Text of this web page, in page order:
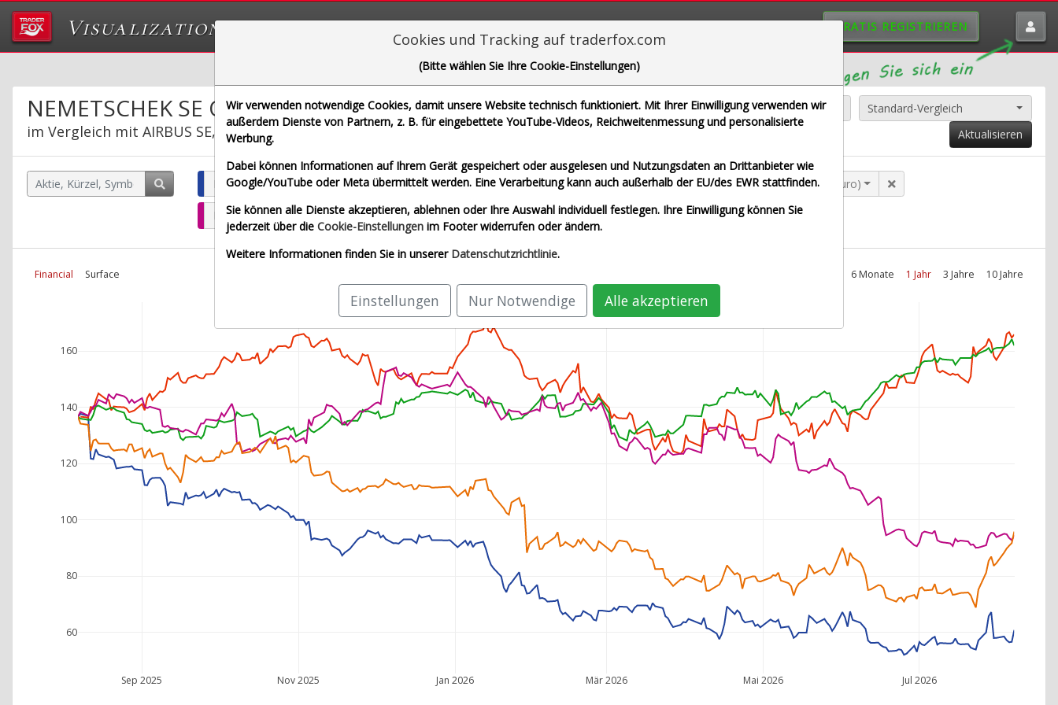
Visualizations GRATIS REGISTRIEREN
NEMETSCHEK SE O.N.
im Vergleich mit AIRBUS SE, ALLIANZ SE NA O.N., BAY.MOTOREN WERKE AG ST und 1 weitere Aktie
Alle Aktien entfernen
Standard-Vergleich
Aktualisieren
NEMETSCHEK SE O.N. (Echtzeit Euro) AIRBUS SE (Echtzeit Euro) ALLIANZ SE NA O.N. (Echtzeit Euro)
BAY.MOTOREN WERKE AG ST (Echtzeit Euro) SAP SE O.N. (Echtzeit Euro)
Financial Surface 6 Monate 1 Jahr 3 Jahre 10 Jahre
Sep 2025 Nov 2025 Jan 2026 Mär 2026 Mai 2026 Jul 2026
60
80
100
120
140
160
Cookies und Tracking auf traderfox.com
(Bitte wählen Sie Ihre Cookie-Einstellungen)
Wir verwenden notwendige Cookies, damit unsere Website technisch funktioniert. Mit Ihrer Einwilligung verwenden wir
außerdem Dienste von Partnern, z. B. für eingebettete YouTube-Videos, Reichweitenmessung und personalisierte
Werbung.
Dabei können Informationen auf Ihrem Gerät gespeichert oder ausgelesen und Nutzungsdaten an Drittanbieter wie
Google/YouTube oder Meta übermittelt werden. Eine Verarbeitung kann auch außerhalb der EU/des EWR stattfinden.
Sie können alle Dienste akzeptieren, ablehnen oder Ihre Auswahl individuell festlegen. Ihre Einwilligung können Sie
jederzeit über die Cookie-Einstellungen im Footer widerrufen oder ändern.
Weitere Informationen finden Sie in unserer Datenschutzrichtlinie.
Einstellungen Nur Notwendige Alle akzeptieren